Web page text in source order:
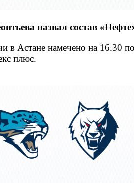
назвал состав
в Астане намечено на 16.30
плюс.